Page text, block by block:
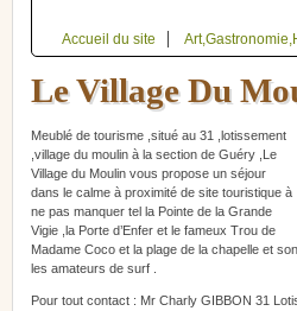
Accueil du site
Le Village Du
Meublé de tourisme ,situé au 31 ,lotissement
,village du moulin à la section de Guéry ,Le
Village du Moulin vous propose un séjour
dans le calme à proximité de site touristique à
ne pas manquer tel la Pointe de la Grande
Vigie ,la Porte d’Enfer et le fameux Trou de
Madame Coco et la plage de la chapelle et
les amateurs de surf .
Pour tout contact : Mr Charly GIBBON 31